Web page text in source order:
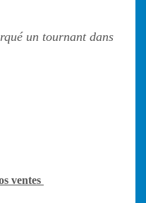
un tournant dans
ventes